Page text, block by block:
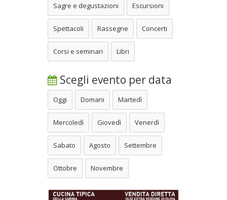
Sagre e degustazioni Escursioni
Spettacoli Rassegne Concerti
Corsi e seminari Libri
Scegli evento per data
Oggi Domani Martedì
Mercoledì Giovedì Venerdì
Sabato Agosto Settembre
Ottobre Novembre